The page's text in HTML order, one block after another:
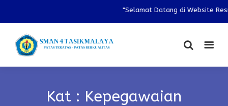
"Selamat Datang di Website
Kat : Kepegawaian